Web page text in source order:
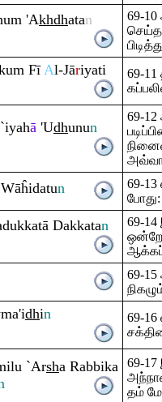
m 'Akhdhatan
69-
m FīAl-Jāriyati
69-
ā 'Udhunun
69-
Wāĥidatun
69-
போது:
Dakkatan
69-
69-
dhin
69-
`Arsha Rabbika
69-
தம்